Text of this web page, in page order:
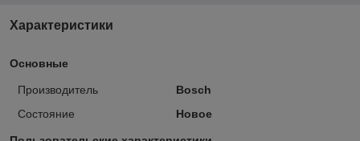
Характеристики
Основные
Производитель
Bosch
Состояние
Новое